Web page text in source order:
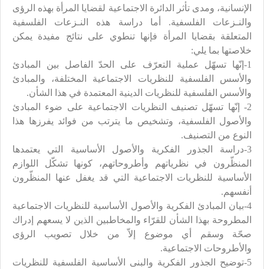
الإنسانية، ومدى تأثر الدائرة الاجتماعية لقضايا المرأة بهذه الرؤى
والنـزعات الفلسفية. أما دراسة هذه النـزعات الفلسفية
المتعلقة بقضايا المرأة فإنها تنطوي على نتائج مفيدة يمكن
خلاصتها بما يلي:
1-إنّها تسهّل عملية التعرّف على الحدّ الفاصل بين المبادئ
والأسس الفلسفية للنظريات الاجتماعية المختلفة، والمبادئ
والأسس الفلسفية للنظريات الدينية المعتمدة في هذا الشأن.
2- إنّها تسهّل تصنيف النظريات الاجتماعية على ضوء المبادئ
والأصول الفلسفية، وتشخيص ما يترتب من فوائد يفرزها هذا
النوع من التصنيف.
3-دراسة الجذور الفكرية والأصول الأساسية التي يعتمدها
المنظّرون في نظرياتهم وأطروحاتهم، كونها تشكّل اللوازم
الأساسية للنظريات الاجتماعية التي قد يغفل عنها المنظّرون
أنفسهم.
4-بيان المبادئ الفكرية والأصول الأساسية للنظريات الاجتماعية
المطروحة بهذا الشأن للقرّاء والمخاطبين الذين لا يسعهم إدراك
صحّة وسقم أي موضوع إلاّ من خلال تصويب الرؤى
والأطروحات الاجتماعية.
5-توضيح الجذور الفكرية والبنى الأساسية الفلسفية للنظريات